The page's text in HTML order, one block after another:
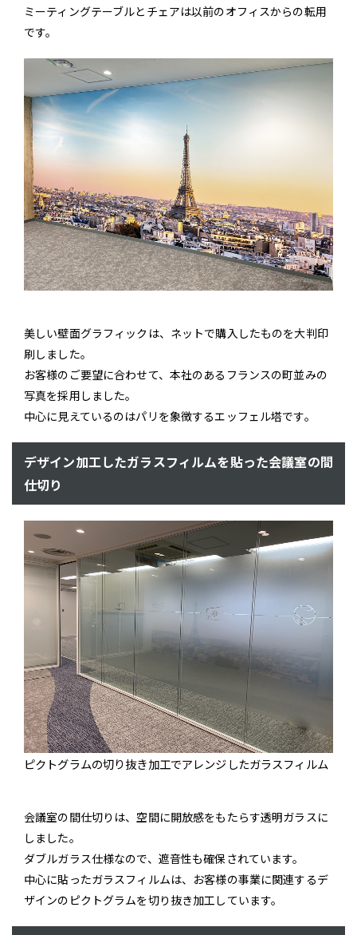
ミーティングテーブルとチェアは以前のオフィスからの転用
です。
美しい壁面グラフィックは、ネットで購入したものを大判印
刷しました。
お客様のご要望に合わせて、本社のあるフランスの町並みの
写真を採用しました。
中心に見えているのはパリを象徴するエッフェル塔です。
デザイン加工したガラスフィルムを貼った会議室の間
仕切り
ピクトグラムの切り抜き加工でアレンジしたガラスフィルム
会議室の間仕切りは、空間に開放感をもたらす透明ガラスに
しました。
ダブルガラス仕様なので、遮音性も確保されています。
中心に貼ったガラスフィルムは、お客様の事業に関連するデ
ザインのピクトグラムを切り抜き加工しています。